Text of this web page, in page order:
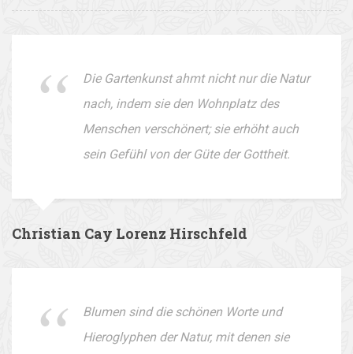
Die Gartenkunst ahmt nicht nur die Natur
nach, indem sie den Wohnplatz des
Menschen verschönert; sie erhöht auch
sein Gefühl von der Güte der Gottheit.
Christian Cay Lorenz Hirschfeld
Blumen sind die schönen Worte und
Hieroglyphen der Natur, mit denen sie